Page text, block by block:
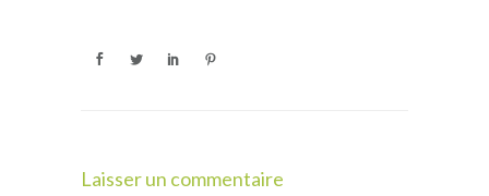
Laisser un commentaire